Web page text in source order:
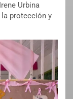
Urbina
protección y